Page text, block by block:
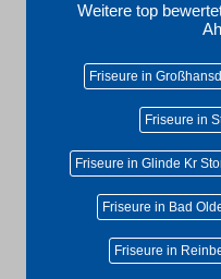
Weitere top
Friseure in
Friseure in
Friseure in Glinde Kr
Friseure in Bad
Friseure in